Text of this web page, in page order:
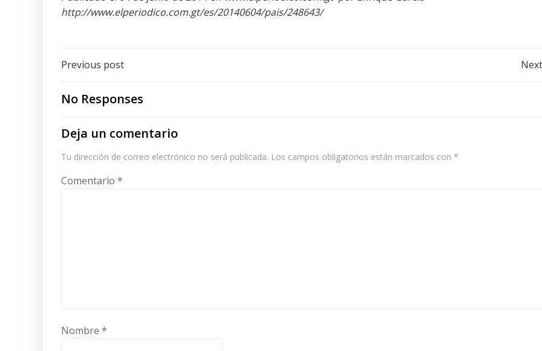
http://www.elperiodico.com.gt/es/20140604/pais/248643/
Post
navigation
Previous post
No Responses
Deja un comentario
Tu dirección de correo electrónico no será publicada. Los campos obligatorios están marcados con *
Comentario *
Nombre *